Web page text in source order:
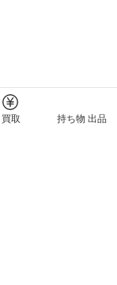
買取 持ち物 出品